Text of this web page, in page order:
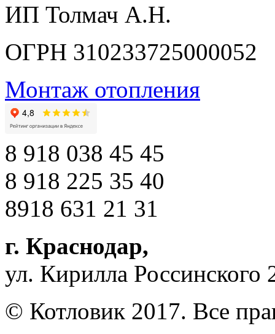
ИП Толмач А.Н.
ОГРН 310233725000052
Монтаж отопления
8 918 038 45 45
8 918 225 35 40
8918 631 21 31
г. Краснодар,
ул. Кирилла Россинского
© Котловик 2017. Все